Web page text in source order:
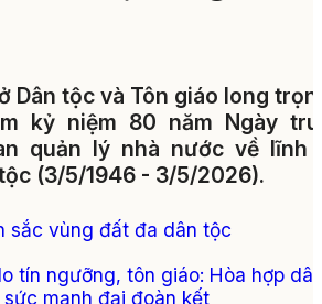
Dân tộc và Tôn giáo long
kỷ niệm 80 năm Ngày
quản lý nhà nước về lĩnh
(3/5/1946 - 3/5/2026).
sắc vùng đất đa dân tộc
tín ngưỡng, tôn giáo: Hòa hợp
mạnh đại đoàn kết